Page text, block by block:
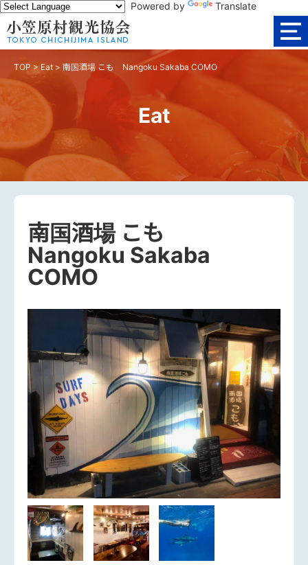
Powered by Translate
TOP > Eat > 南国酒場 こも Nangoku Sakaba COMO
Eat
南国酒場 こも
Nangoku Sakaba
COMO